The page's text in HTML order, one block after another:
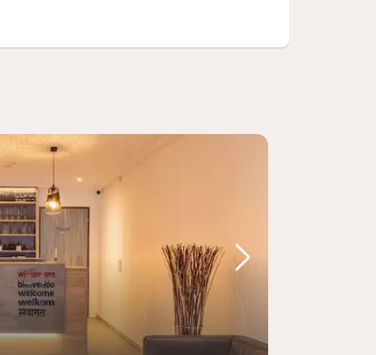
Nächstes Bild